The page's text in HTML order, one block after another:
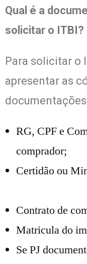
Qual é a
solicitar o ITBI?
Para solicitar o
apresentar as
RG, CPF e
comprador;
Certidão ou
Contrato de
Matricula do
Se PJ